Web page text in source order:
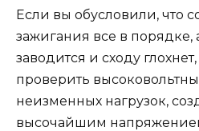
Если вы обусловили, что
зажигания все в порядке,
заводится и сходу
проверить
неизменных нагрузок,
высочайшим